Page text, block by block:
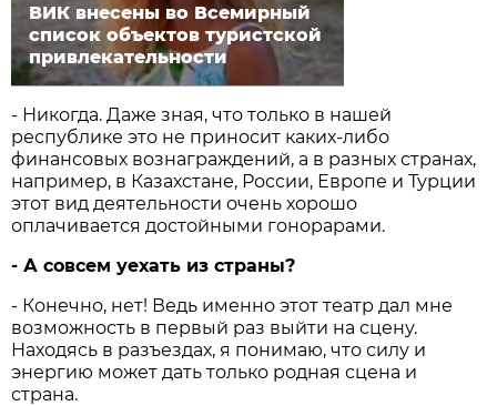
ВИК внесены во Всемирный
список объектов туристской
привлекательности
- Никогда. Даже зная, что только в нашей
республике это не приносит каких-либо
финансовых вознаграждений, а в разных странах,
например, в Казахстане, России, Европе и Турции
этот вид деятельности очень хорошо
оплачивается достойными гонорарами.
- А совсем уехать из страны?
- Конечно, нет! Ведь именно этот театр дал мне
возможность в первый раз выйти на сцену.
Находясь в разъездах, я понимаю, что силу и
энергию может дать только родная сцена и
страна.